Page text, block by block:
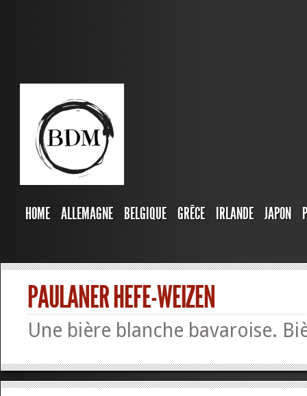
HOME ALLEMAGNE BELGIQUE GRÊCE IRLANDE JAPON
PAULANER HEFE-WEIZEN
Une bière blanche bavaroise.